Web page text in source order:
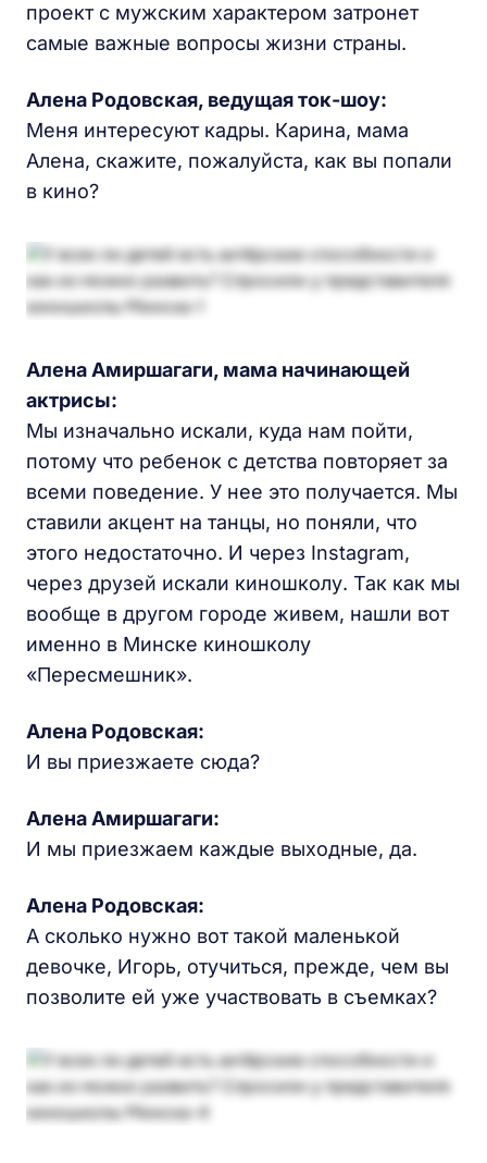
проект с мужским характером затронет
самые важные вопросы жизни страны.
Алена Родовская, ведущая ток-шоу:
Меня интересуют кадры. Карина, мама
Алена, скажите, пожалуйста, как вы попали
в кино?
Алена Амиршагаги, мама начинающей
актрисы:
Мы изначально искали, куда нам пойти,
потому что ребенок с детства повторяет за
всеми поведение. У нее это получается. Мы
ставили акцент на танцы, но поняли, что
этого недостаточно. И через Instagram,
через друзей искали киношколу. Так как мы
вообще в другом городе живем, нашли вот
именно в Минске киношколу
«Пересмешник».
Алена Родовская:
И вы приезжаете сюда?
Алена Амиршагаги:
И мы приезжаем каждые выходные, да.
Алена Родовская:
А сколько нужно вот такой маленькой
девочке, Игорь, отучиться, прежде, чем вы
позволите ей уже участвовать в съемках?